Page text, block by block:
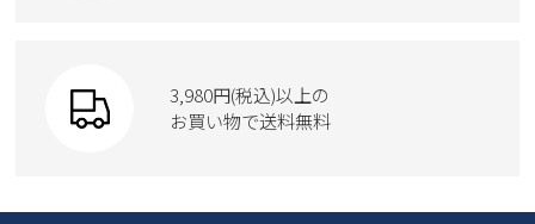
moz
Parade
GAP
new balance
瞬足
3,980円(税込)以上の
お買い物で送料無料